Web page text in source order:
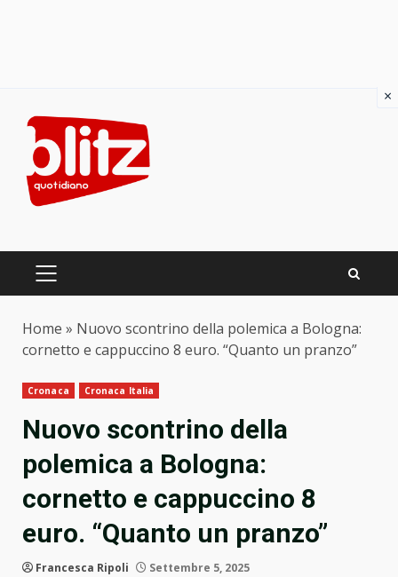
content
PRIMARY
Home » Nuovo scontrino della polemica a Bologna:
cornetto e cappuccino 8 euro. “Quanto un pranzo”
Cronaca Cronaca Italia
Nuovo scontrino della
polemica a Bologna:
cornetto e cappuccino 8
euro. “Quanto un pranzo”
Francesca Ripoli Settembre 5, 2025
×